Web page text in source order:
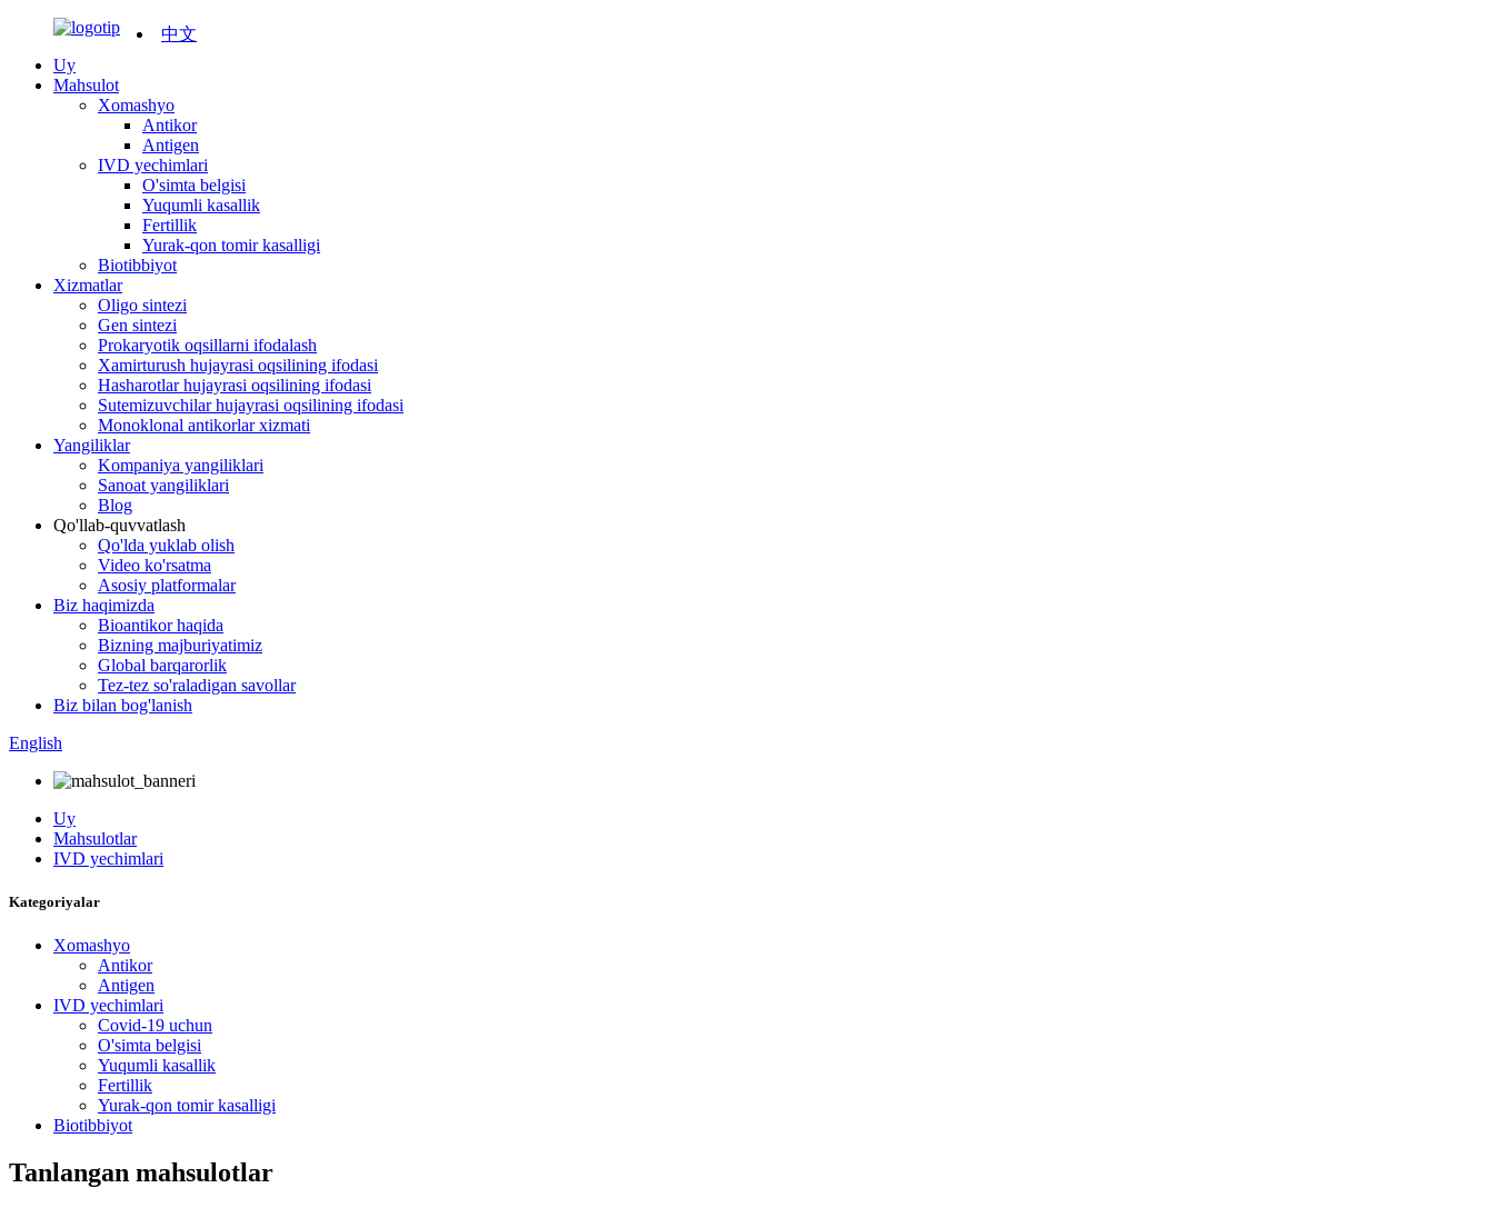
Uy
Mahsulot
Xomashyo
Antikor
Antigen
IVD yechimlari
O'simta belgisi
Yuqumli kasallik
Fertillik
Yurak-qon tomir kasalligi
Biotibbiyot
Xizmatlar
Oligo sintezi
Gen sintezi
Prokaryotik oqsillarni ifodalash
Xamirturush hujayrasi oqsilining ifodasi
Hasharotlar hujayrasi oqsilining ifodasi
Sutemizuvchilar hujayrasi oqsilining ifodasi
Monoklonal antikorlar xizmati
Yangiliklar
Kompaniya yangiliklari
Sanoat yangiliklari
Blog
Qo'llab-quvvatlash
Qo'lda yuklab olish
Video ko'rsatma
Asosiy platformalar
Biz haqimizda
Bioantikor haqida
Bizning majburiyatimiz
Global barqarorlik
Tez-tez so'raladigan savollar
Biz bilan bog'lanish
English
中文
Uy
Mahsulotlar
IVD yechimlari
Kategoriyalar
Xomashyo
Antikor
Antigen
IVD yechimlari
Covid-19 uchun
O'simta belgisi
Yuqumli kasallik
Fertillik
Yurak-qon tomir kasalligi
Biotibbiyot
Tanlangan mahsulotlar